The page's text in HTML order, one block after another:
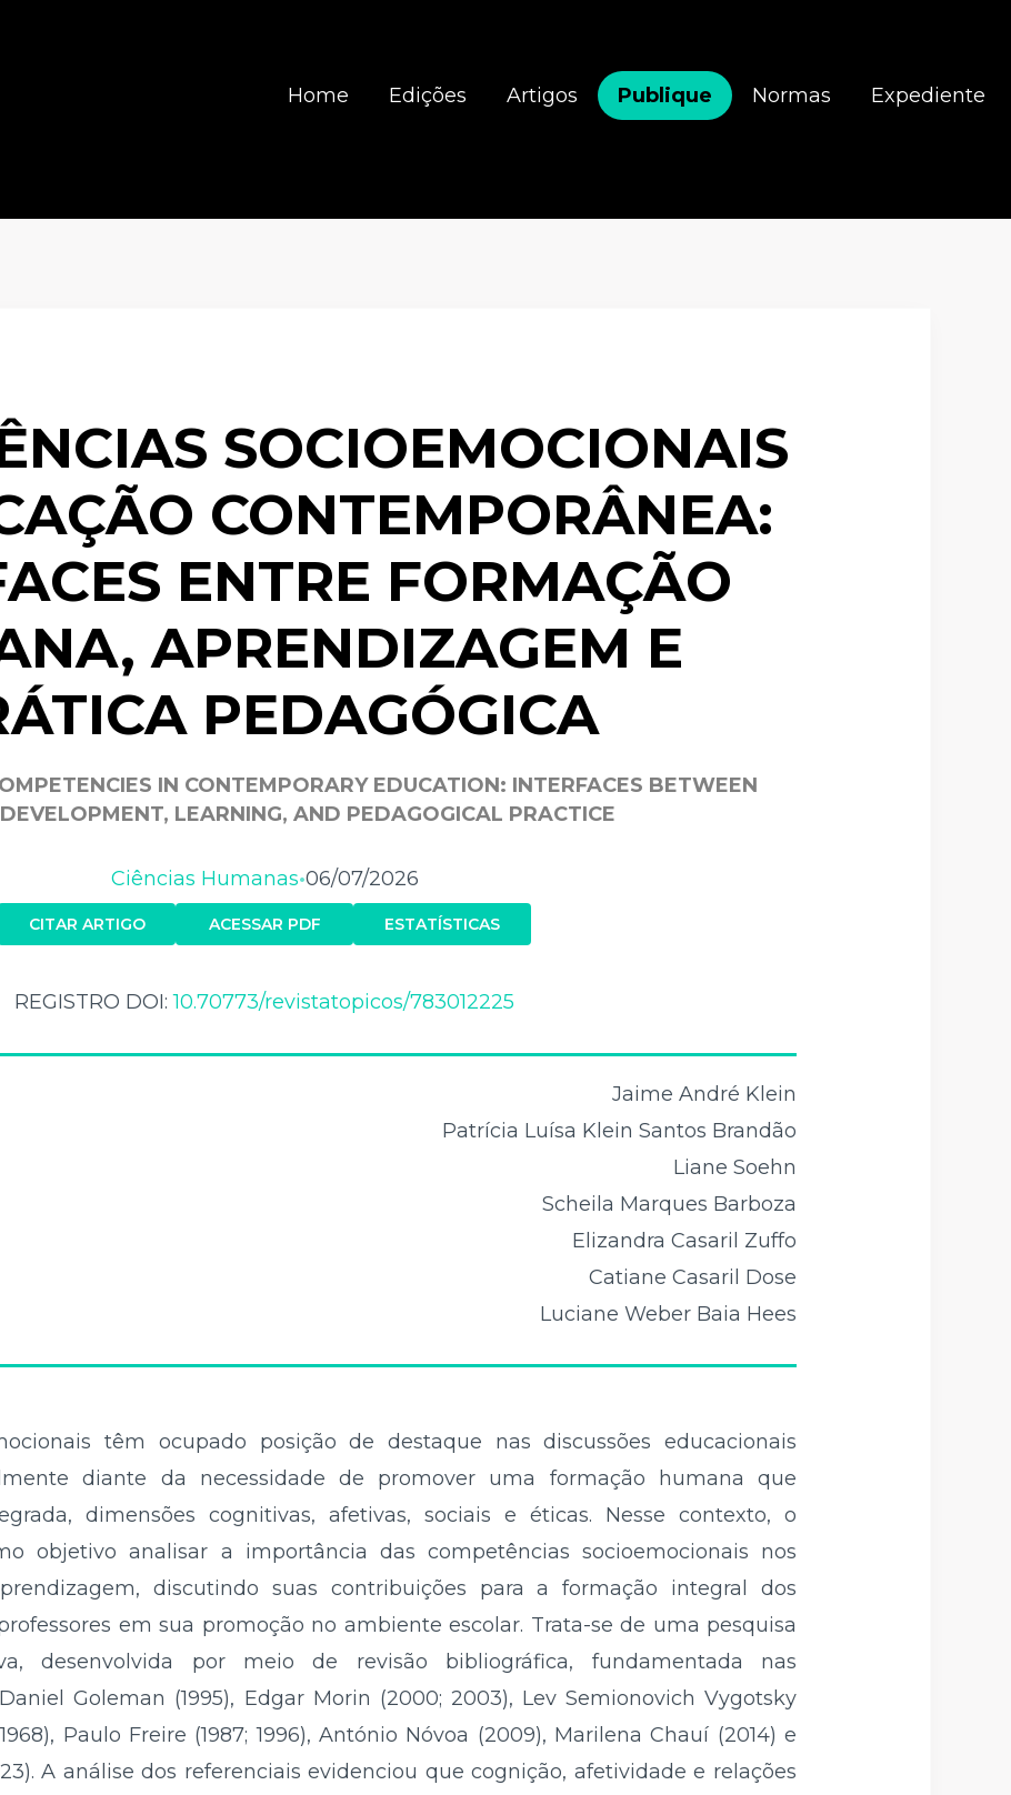
Home Edições Artigos Publique Normas Expediente
SOCIOEMOCIONAIS
CONTEMPORÂNEA:
ENTRE FORMAÇÃO
APRENDIZAGEM E
PEDAGÓGICA
IN CONTEMPORARY EDUCATION: INTERFACES BETWEEN
LEARNING, AND PEDAGOGICAL PRACTICE
Ciências Humanas•06/07/2026
CITAR ARTIGO ACESSAR PDF ESTATÍSTICAS
REGISTRO DOI:10.70773/revistatopicos/783012225
Jaime André Klein
Patrícia Luísa Klein Santos Brandão
Liane Soehn
Scheila Marques Barboza
Elizandra Casaril Zuffo
Catiane Casaril Dose
Luciane Weber Baia Hees
têm ocupado posição de destaque nas discussões educacionais
diante da necessidade de promover uma formação humana que
dimensões cognitivas, afetivas, sociais e éticas. Nesse contexto, o
objetivo analisar a importância das competências socioemocionais nos
discutindo suas contribuições para a formação integral dos
em sua promoção no ambiente escolar. Trata-se de uma pesquisa
desenvolvida por meio de revisão bibliográfica, fundamentada nas
Goleman (1995), Edgar Morin (2000; 2003), Lev Semionovich Vygotsky
Paulo Freire (1987; 1996), António Nóvoa (2009), Marilena Chauí (2014) e
A análise dos referenciais evidenciou que cognição, afetividade e relações